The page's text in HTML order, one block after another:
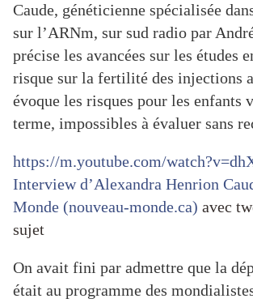
Caude, généticienne spécialisée
sur l’ARNm, sur sud radio par
précise les avancées sur les études
risque sur la fertilité des injections
évoque les risques pour les enfants
terme, impossibles à évaluer sans
https://m.youtube.com/
Interview d’Alexandra Henrion
Monde (nouveau-monde.ca) avec
sujet
On avait fini par admettre que la
était au programme des